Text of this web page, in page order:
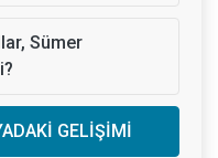
Sümer
GELİŞİMİ